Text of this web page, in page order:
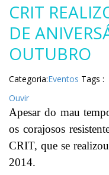
CRIT
DE
OUTUBRO
Categoria:Eventos Tags :
Ouvir
Apesar do mau
os corajosos
CRIT, que se
2014.